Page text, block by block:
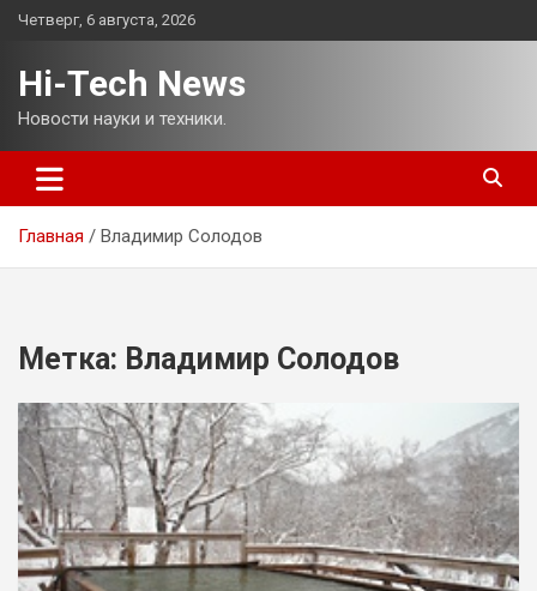
Перейти
Четверг, 6 августа, 2026
Hi-Tech News
Новости науки и техники.
Главная Владимир Солодов
Метка: Владимир Солодов